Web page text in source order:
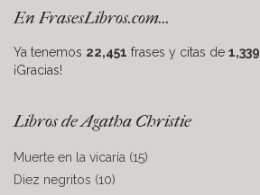
En FrasesLibros.com...
Ya tenemos 22,451 frases y citas de 1,339
¡Gracias!
Libros de Agatha Christie
Muerte en la vicaría (15)
Diez negritos (10)